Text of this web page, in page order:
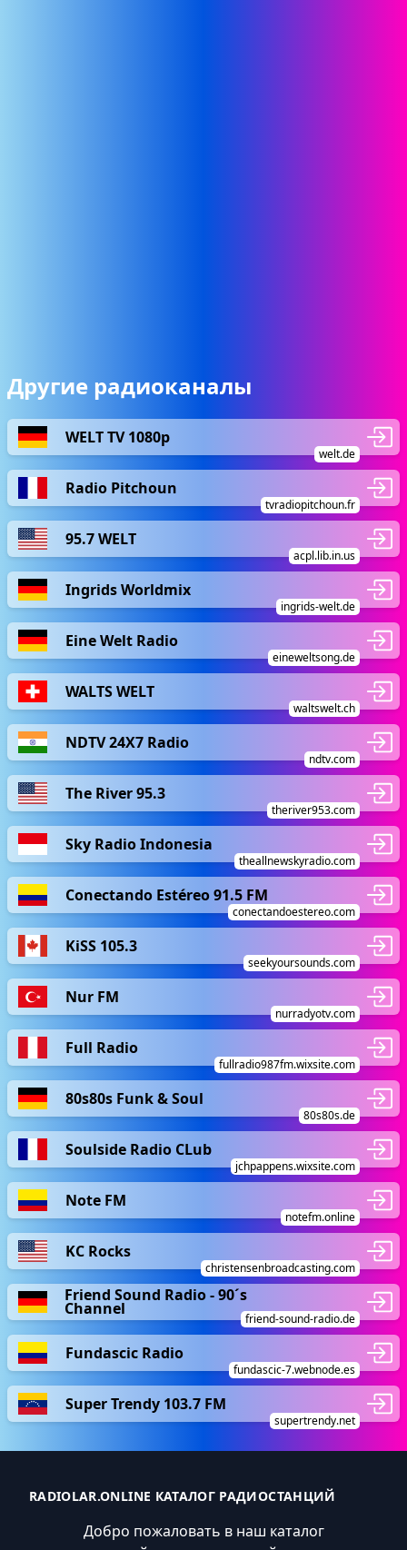
Другие радиоканалы
WELT TV 1080p
welt.de
Radio Pitchoun
tvradiopitchoun.fr
95.7 WELT
acpl.lib.in.us
Ingrids Worldmix
ingrids-welt.de
Eine Welt Radio
eineweltsong.de
WALTS WELT
waltswelt.ch
NDTV 24X7 Radio
ndtv.com
The River 95.3
theriver953.com
Sky Radio Indonesia
theallnewskyradio.com
Conectando Estéreo 91.5 FM
conectandoestereo.com
KiSS 105.3
seekyoursounds.com
Nur FM
nurradyotv.com
Full Radio
fullradio987fm.wixsite.com
80s80s Funk & Soul
80s80s.de
Soulside Radio CLub
jchpappens.wixsite.com
Note FM
notefm.online
KC Rocks
christensenbroadcasting.com
Friend Sound Radio - 90´s
Channel
friend-sound-radio.de
Fundascic Radio
fundascic-7.webnode.es
Super Trendy 103.7 FM
supertrendy.net
RADIOLAR.ONLINE КАТАЛОГ РАДИОСТАНЦИЙ
Добро пожаловать в наш каталог